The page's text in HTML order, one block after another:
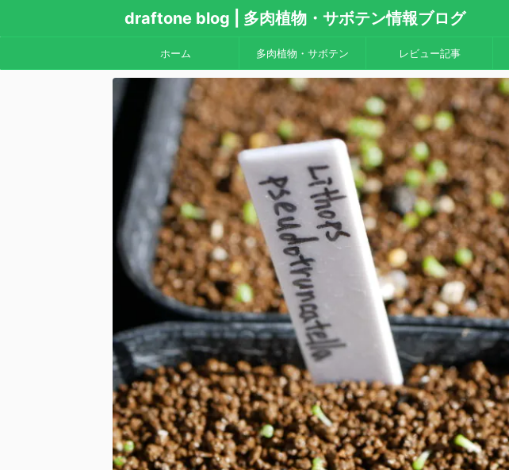
draftone blog | 多肉植物・サボテン情報ブログ
ホーム 多肉植物・サボテン レビュー記事